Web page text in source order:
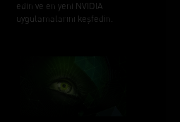
edin ve en yeni NVIDIA
uygulamalarını keşfedin.